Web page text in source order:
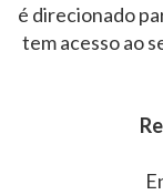
é direcionado
tem acesso ao